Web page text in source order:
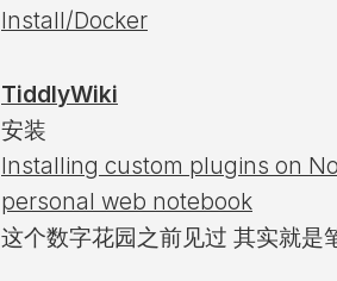
Install/Docker
TiddlyWiki
安装
Installing custom plugins on
personal web notebook
这个数字花园之前见过 其实就是